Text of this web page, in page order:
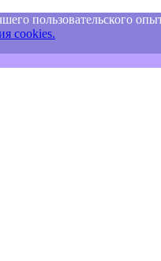
пользовательского
cookies.